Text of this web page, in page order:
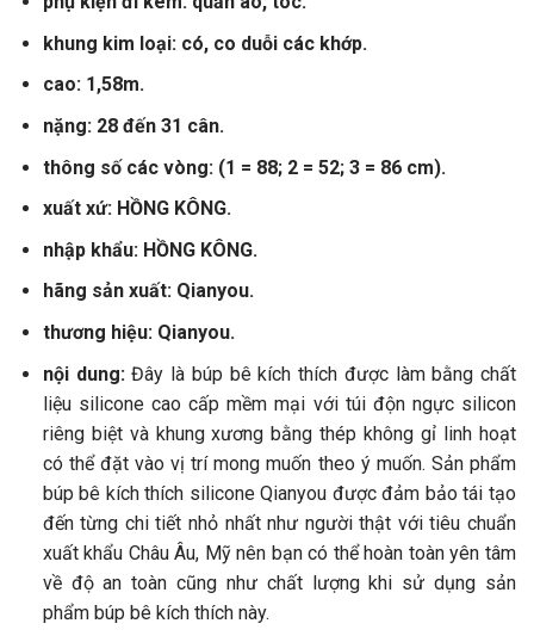
khung kim loại: có, co duỗi các khớp.
cao: 1,58m.
nặng: 28 đến 31 cân.
thông số các vòng: (1 = 88; 2 = 52; 3 = 86 cm).
xuất xứ: HỒNG KÔNG.
nhập khẩu: HỒNG KÔNG.
hãng sản xuất: Qianyou.
thương hiệu: Qianyou.
nội dung:Đây là búp bê kích thích được làm bằng chất
liệu silicone cao cấp mềm mại với túi độn ngực silicon
riêng biệt và khung xương bằng thép không gỉ linh hoạt
có thể đặt vào vị trí mong muốn theo ý muốn. Sản phẩm
búp bê kích thích silicone Qianyou được đảm bảo tái tạo
đến từng chi tiết nhỏ nhất như người thật với tiêu chuẩn
xuất khẩu Châu Âu, Mỹ nên bạn có thể hoàn toàn yên tâm
về độ an toàn cũng như chất lượng khi sử dụng sản
phẩm búp bê kích thích này.